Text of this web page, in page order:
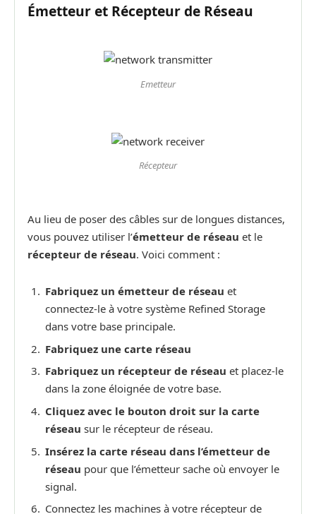
Émetteur et Récepteur de Réseau
Emetteur
Récepteur
Au lieu de poser des câbles sur de longues distances,
vous pouvez utiliser l’émetteur de réseau et le
récepteur de réseau. Voici comment :
Fabriquez un émetteur de réseau et
connectez-le à votre système Refined Storage
dans votre base principale.
Fabriquez une carte réseau
Fabriquez un récepteur de réseau et placez-le
dans la zone éloignée de votre base.
Cliquez avec le bouton droit sur la carte
réseau sur le récepteur de réseau.
Insérez la carte réseau dans l’émetteur de
réseau pour que l’émetteur sache où envoyer le
signal.
Connectez les machines à votre récepteur de